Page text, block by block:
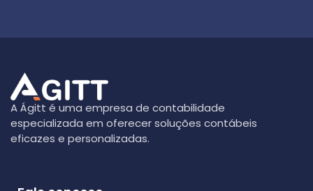
A Ágitt é uma empresa de contabilidade
especializada em oferecer soluções contábeis
eficazes e personalizadas.